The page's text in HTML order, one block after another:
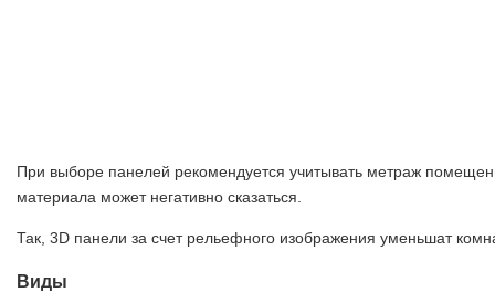
При выборе панелей рекомендуется учитывать метраж
материала может негативно сказаться.
Так, 3D панели за счет рельефного изображения уменьшат
Виды